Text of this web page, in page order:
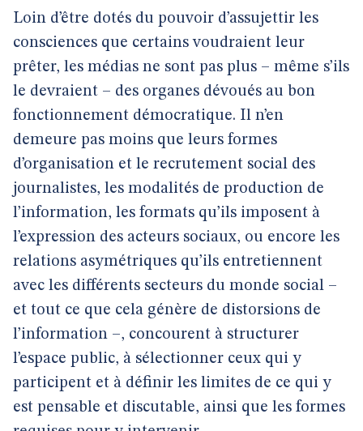
Loin d’être dotés du pouvoir d’assujettir les
consciences que certains voudraient leur
prêter, les médias ne sont pas plus – même s’ils
le devraient – des organes dévoués au bon
fonctionnement démocratique. Il n’en
demeure pas moins que leurs formes
d’organisation et le recrutement social des
journalistes, les modalités de production de
l’information, les formats qu’ils imposent à
l’expression des acteurs sociaux, ou encore les
relations asymétriques qu’ils entretiennent
avec les différents secteurs du monde social –
et tout ce que cela génère de distorsions de
l’information –, concourent à structurer
l’espace public, à sélectionner ceux qui y
participent et à définir les limites de ce qui y
est pensable et discutable, ainsi que les formes